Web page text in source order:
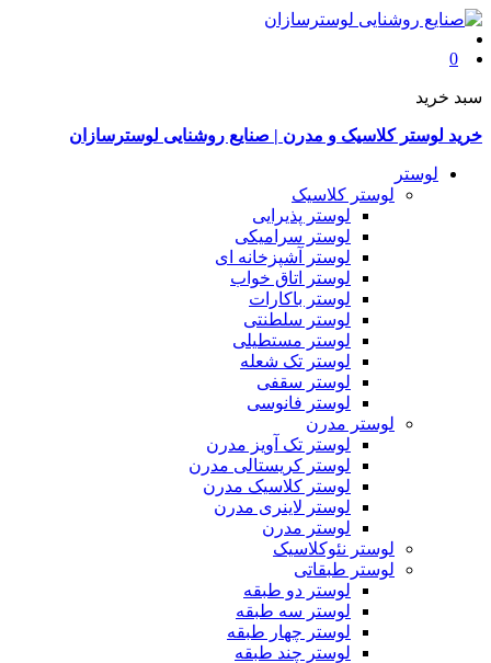
0
سبد خرید
خرید لوستر کلاسیک و مدرن | صنایع روشنایی لوسترسازان
لوستر
لوستر کلاسیک
لوستر پذیرایی
لوستر سرامیکی
لوستر آشپزخانه ای
لوستر اتاق خواب
لوستر باکارات
لوستر سلطنتی
لوستر مستطیلی
لوستر تک شعله
لوستر سقفی
لوستر فانوسی
لوستر مدرن
لوستر تک آویز مدرن
لوستر کریستالی مدرن
لوستر کلاسیک مدرن
لوستر لاینری مدرن
لوستر مدرن
لوستر نئوکلاسیک
لوستر طبقاتی
لوستر دو طبقه
لوستر سه طبقه
لوستر چهار طبقه
لوستر چند طبقه